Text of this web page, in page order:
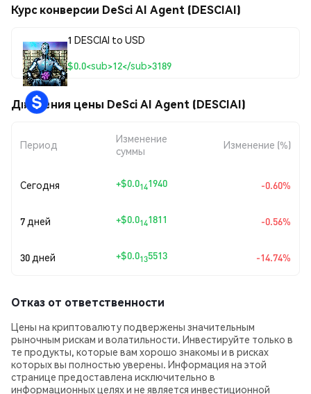
Курс конверсии DeSci AI Agent (DESCIAI)
1 DESCIAI to USD
$0.0<sub>12</sub>3189
Движения цены DeSci AI Agent (DESCIAI)
Период
Изменение
суммы
Изменение (%)
Сегодня +$0.0141940 -0.60%
7 дней +$0.0141811 -0.56%
30 дней +$0.0135513 -14.74%
Отказ от ответственности
Цены на криптовалюту подвержены значительным
рыночным рискам и волатильности. Инвестируйте только в
те продукты, которые вам хорошо знакомы и в рисках
которых вы полностью уверены. Информация на этой
странице предоставлена исключительно в
информационных целях и не является инвестиционной